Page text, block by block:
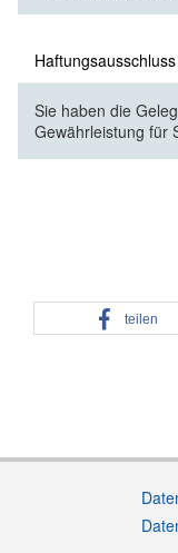
Haftungsausschluss
Sie haben die
Gewährleistung für
teilen